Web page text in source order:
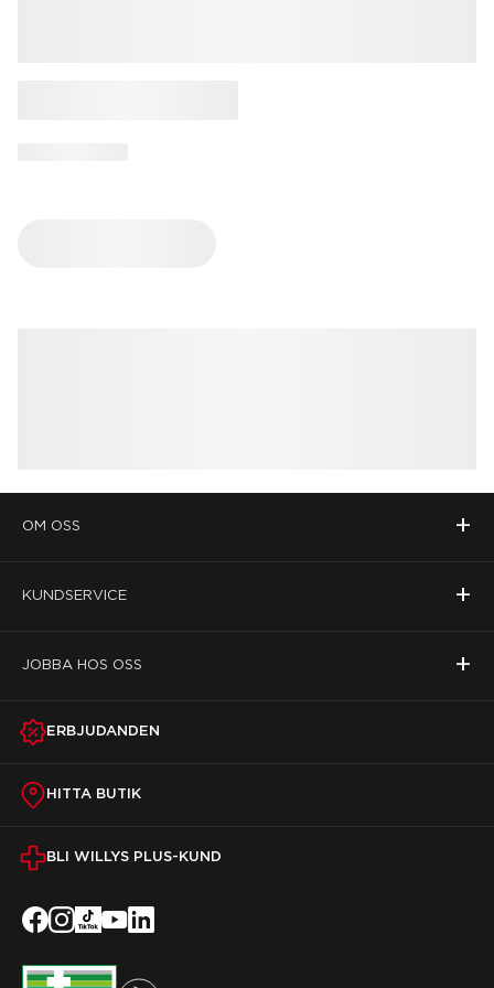
OM OSS +
KUNDSERVICE +
JOBBA HOS OSS +
ERBJUDANDEN
HITTA BUTIK
BLI WILLYS PLUS-KUND